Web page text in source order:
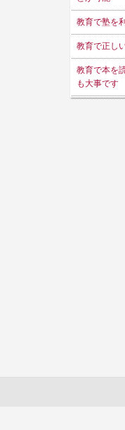
教育で塾を
教育で正し
教育で本を
も大事です